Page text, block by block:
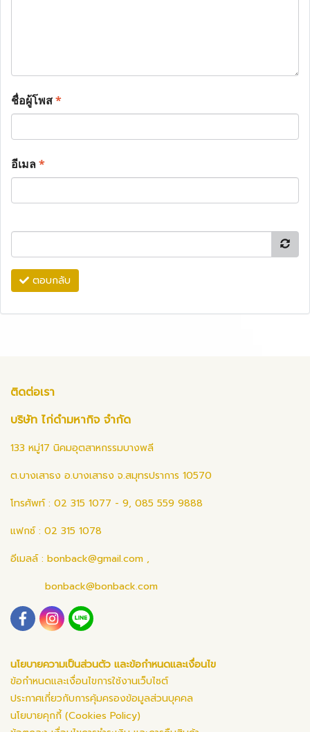
ชื่อผู้โพส*
อีเมล*
ตอบกลับ
ติดต่อเรา
บริษัท ไก่ดำมหากิจ จำกัด
133 หมู่17 นิคมอุตสาหกรรมบางพลี
ต.บางเสาธง อ.บางเสาธง จ.สมุทรปราการ 10570
โทรศัพท์ : 02 315 1077 - 9, 085 559 9888
แฟกซ์ : 02 315 1078
อีเมลล์ : bonback@gmail.com ,
bonback@bonback.com
นโยบายความเป็นส่วนตัว และข้อกำหนดและเงื่อนไข
ข้อกำหนดและเงื่อนไขการใช้งานเว็บไซต์
ประกาศเกี่ยวกับการคุ้มครองข้อมูลส่วนบุคคล
นโยบายคุกกี้ (Cookies Policy)